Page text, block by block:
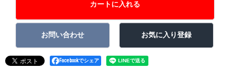
Facebookでシェア